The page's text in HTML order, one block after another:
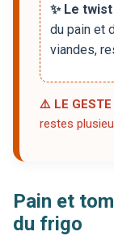
✨ Le
du pain et
viandes,
⚠️ LE GESTE
restes
Pain et
du frigo